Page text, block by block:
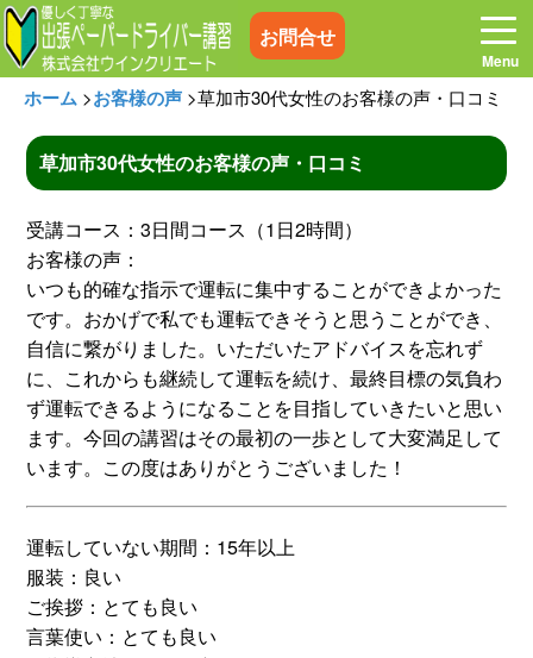
お問合せ
ホーム お電話はこちら
プログラム
お客様の声 コラム&トピックス
よくある質問 空き状況
出張地域 メディア紹介
スタッフ紹介
簡易補助ブレーキと
ホーム >お客様の声 >草加市30代女性のお客様の声・口コミ
草加市30代女性のお客様の声・口コミ
受講コース：3日間コース（1日2時間）
お客様の声：
いつも的確な指示で運転に集中することができよかった
です。おかげで私でも運転できそうと思うことができ、
自信に繋がりました。いただいたアドバイスを忘れず
に、これからも継続して運転を続け、最終目標の気負わ
ず運転できるようになることを目指していきたいと思い
ます。今回の講習はその最初の一歩として大変満足して
います。この度はありがとうございました！
運転していない期間：15年以上
服装：良い
ご挨拶：とても良い
言葉使い：とても良い